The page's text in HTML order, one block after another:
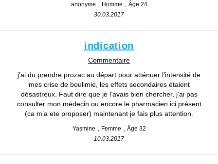
anonyme Homme
Âge 24
30.03.2017
indication
Commentaire
j’ai du prendre prozac au départ pour atténuer l’intensité de
mes crise de boulimie, les effets secondaires étaient
désastreux. Faut dire que je l’avais bien chercher, j’ai pas
consulter mon médecin ou encore le pharmacien ici présent
(ca m’a ete proposer) maintenant je fais plus attention.
Yasmine Femme
Âge 32
10.03.2017